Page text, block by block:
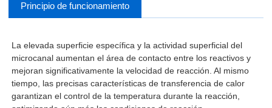
Principio de funcionamiento
La elevada superficie específica y la actividad superficial del
microcanal aumentan el área de contacto entre los reactivos y
mejoran significativamente la velocidad de reacción. Al mismo
tiempo, las precisas características de transferencia de calor
garantizan el control de la temperatura durante la reacción,